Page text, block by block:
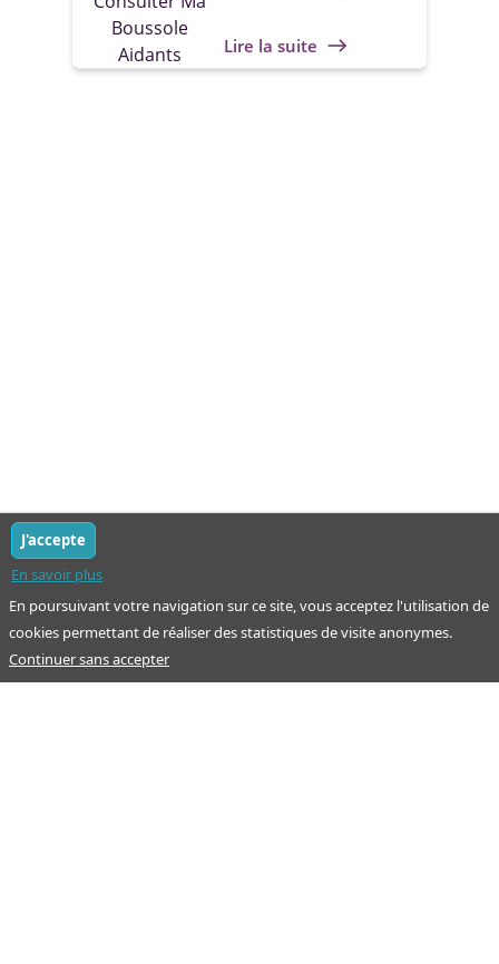
Lire la suite east
En poursuivant votre navigation sur ce site, vous acceptez l'utilisation de
cookies permettant de réaliser des statistiques de visite anonymes.
En savoir plus
J'accepte
Continuer sans accepter